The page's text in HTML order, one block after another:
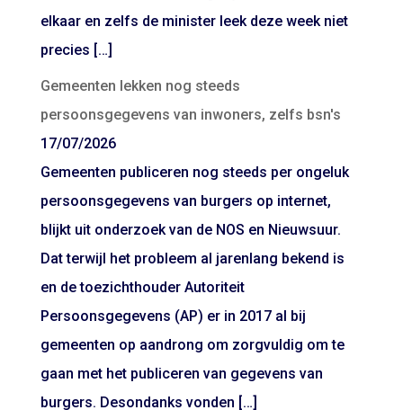
elkaar en zelfs de minister leek deze week niet
precies […]
Gemeenten lekken nog steeds
persoonsgegevens van inwoners, zelfs bsn's
17/07/2026
Gemeenten publiceren nog steeds per ongeluk
persoonsgegevens van burgers op internet,
blijkt uit onderzoek van de NOS en Nieuwsuur.
Dat terwijl het probleem al jarenlang bekend is
en de toezichthouder Autoriteit
Persoonsgegevens (AP) er in 2017 al bij
gemeenten op aandrong om zorgvuldig om te
gaan met het publiceren van gegevens van
burgers. Desondanks vonden […]